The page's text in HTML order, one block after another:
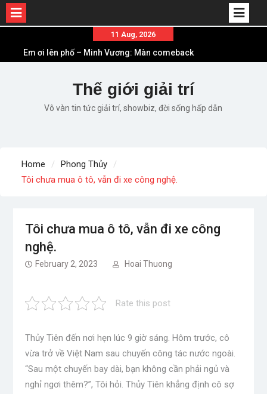
content
11 Aug, 2026
Em ơi lên phố – Minh Vương: Màn comeback
Những ca khúc nhạc xuân “sặc mùi” quảng cáo
nhưng vẫn ấn tượng
Lời bài hát Làm Gì Phải Hốt – Sản phẩm âm nhạc
List ca khúc nhạc tết hay và ý nghĩa nhất mỗi dịp
xuân về
Thế giới giải trí
Vô vàn tin tức giải trí, showbiz, đời sống hấp dẫn
Home
Phong Thủy
Tôi chưa mua ô tô, vẫn đi xe công nghệ.
Tôi chưa mua ô tô, vẫn đi xe công
nghệ.
February 2, 2023 Hoai Thuong
Rate this post
Thủy Tiên đến nơi hẹn lúc 9 giờ sáng. Hôm trước, cô
vừa trở về Việt Nam sau chuyến công tác nước ngoài.
“Sau một chuyến bay dài, bạn không cần phải ngủ và
nghỉ ngơi thêm?”, Tôi hỏi. Thủy Tiên khẳng định cô sợ